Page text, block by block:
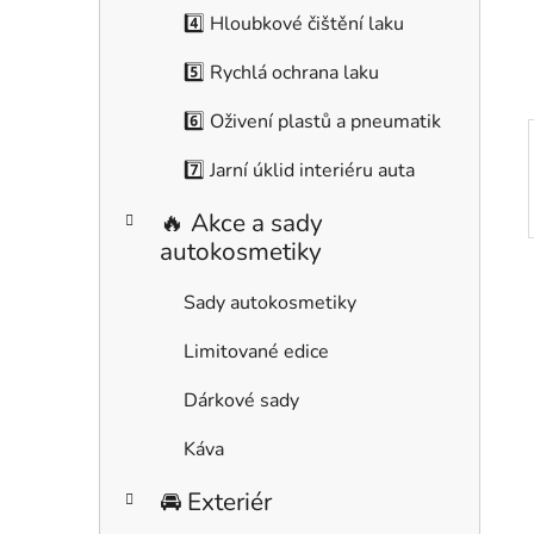
4️⃣ Hloubkové čištění laku
5️⃣ Rychlá ochrana laku
6️⃣ Oživení plastů a pneumatik
7️⃣ Jarní úklid interiéru auta
🔥 Akce a sady
autokosmetiky
Sady autokosmetiky
Limitované edice
Dárkové sady
Káva
🚘 Exteriér